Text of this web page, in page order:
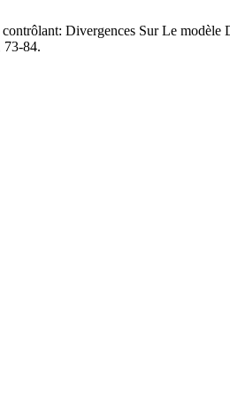
Divergences Sur Le modèle
73-84.